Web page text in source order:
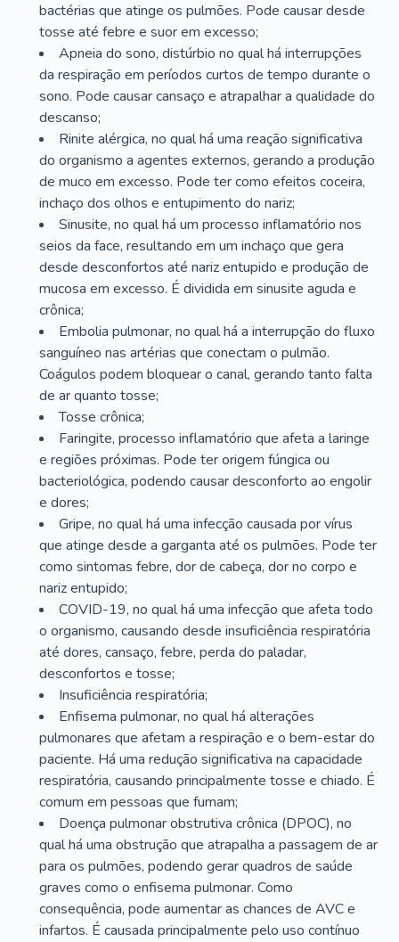
bactérias que atinge os pulmões. Pode causar desde
tosse até febre e suor em excesso;
Apneia do sono, distúrbio no qual há interrupções
da respiração em períodos curtos de tempo durante o
sono. Pode causar cansaço e atrapalhar a qualidade do
descanso;
Rinite alérgica, no qual há uma reação significativa
do organismo a agentes externos, gerando a produção
de muco em excesso. Pode ter como efeitos coceira,
inchaço dos olhos e entupimento do nariz;
Sinusite, no qual há um processo inflamatório nos
seios da face, resultando em um inchaço que gera
desde desconfortos até nariz entupido e produção de
mucosa em excesso. É dividida em sinusite aguda e
crônica;
Embolia pulmonar, no qual há a interrupção do fluxo
sanguíneo nas artérias que conectam o pulmão.
Coágulos podem bloquear o canal, gerando tanto falta
de ar quanto tosse;
Tosse crônica;
Faringite, processo inflamatório que afeta a laringe
e regiões próximas. Pode ter origem fúngica ou
bacteriológica, podendo causar desconforto ao engolir
e dores;
Gripe, no qual há uma infecção causada por vírus
que atinge desde a garganta até os pulmões. Pode ter
como sintomas febre, dor de cabeça, dor no corpo e
nariz entupido;
COVID-19, no qual há uma infecção que afeta todo
o organismo, causando desde insuficiência respiratória
até dores, cansaço, febre, perda do paladar,
desconfortos e tosse;
Insuficiência respiratória;
Enfisema pulmonar, no qual há alterações
pulmonares que afetam a respiração e o bem-estar do
paciente. Há uma redução significativa na capacidade
respiratória, causando principalmente tosse e chiado. É
comum em pessoas que fumam;
Doença pulmonar obstrutiva crônica (DPOC), no
qual há uma obstrução que atrapalha a passagem de ar
para os pulmões, podendo gerar quadros de saúde
graves como o enfisema pulmonar. Como
consequência, pode aumentar as chances de AVC e
infartos. É causada principalmente pelo uso contínuo